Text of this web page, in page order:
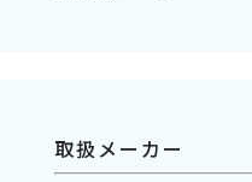
取扱メーカー